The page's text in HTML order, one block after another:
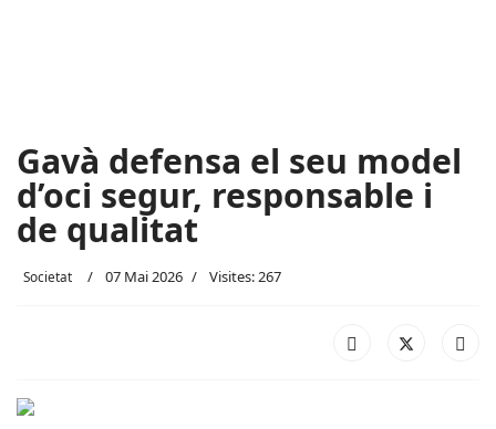
Gavà defensa el seu model
d’oci segur, responsable i
de qualitat
Societat 07 Mai 2026 Visites: 267